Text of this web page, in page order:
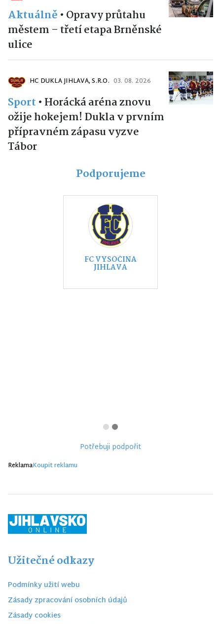
Aktuálně • Opravy průtahu
městem – třetí etapa Brněnské
ulice
HC DUKLA JIHLAVA, S.R.O. 03. 08. 2026
Sport • Horácká aréna znovu
ožije hokejem! Dukla v prvním
přípravném zápasu vyzve
Tábor
Podporujeme
FC VYSOČINA
JIHLAVA
Potřebuji podpořit
ReklamaKoupit reklamu
Užitečné odkazy
Podmínky užití webu
Zásady zpracování osobních údajů
Zásady cookies